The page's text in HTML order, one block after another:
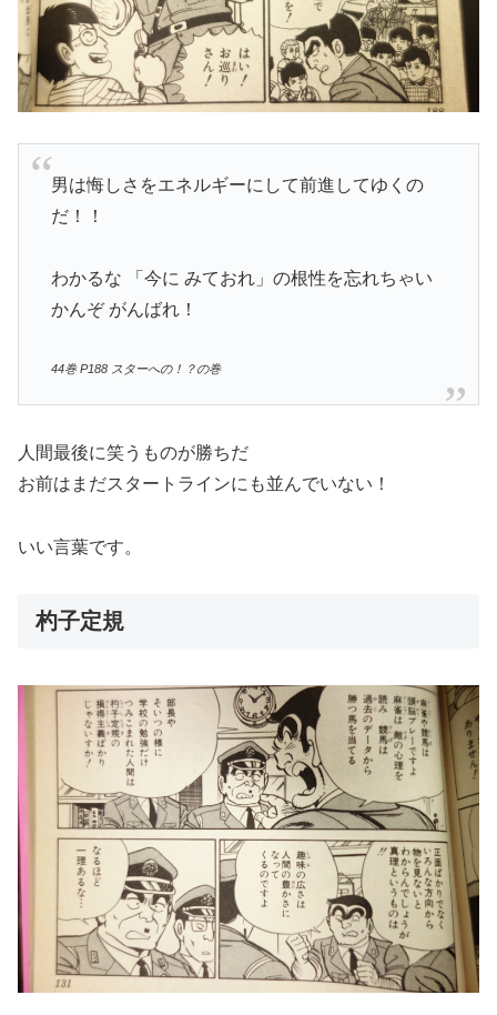
男は悔しさをエネルギーにして前進してゆくの
だ！！
わかるな 「今に みておれ」の根性を忘れちゃい
かんぞ がんばれ！
44巻 P188 スターへの！？の巻
人間最後に笑うものが勝ちだ
お前はまだスタートラインにも並んでいない！
いい言葉です。
杓子定規